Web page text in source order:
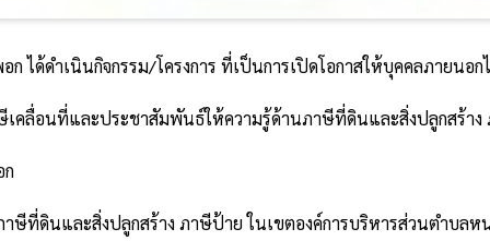
ด้ดำเนินกิจกรรม/โครงการ ที่เป็นการเปิดโอกาสให้บุคคลภายนอก
เคลื่อนที่และประชาสัมพันธ์ให้ความรู้ด้านภาษีที่ดินและสิ่งปลูกสร้า
ษีที่ดินและสิ่งปลูกสร้าง ภาษีป้าย ในเขตองค์การบริหารส่วนตำบลห